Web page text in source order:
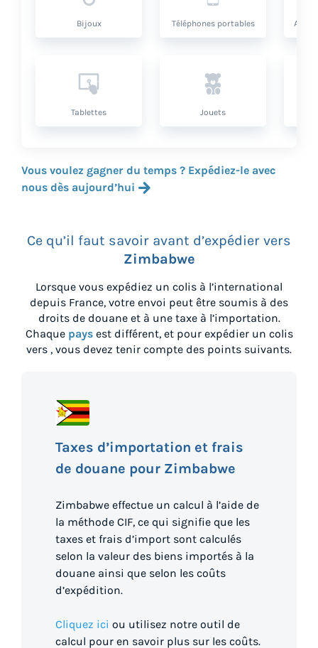
Bijoux Téléphones portables
Tablettes Jouets
Vous voulez gagner du temps ? Expédiez-le avec
nous dès aujourd’hui
Ce qu’il faut savoir avant d’expédier vers
Zimbabwe
Lorsque vous expédiez un colis à l’international
depuis France, votre envoi peut être soumis à des
droits de douane et à une taxe à l’importation.
Chaque paysest différent, et pour expédier un colis
vers , vous devez tenir compte des points suivants.
Taxes d’importation et frais
de douane pour Zimbabwe
Zimbabwe effectue un calcul à l’aide de
la méthode CIF, ce qui signifie que les
taxes et frais d’import sont calculés
selon la valeur des biens importés à la
douane ainsi que selon les coûts
d’expédition.
Cliquez ici ou utilisez notre outil de
calcul pour en savoir plus sur les coûts.